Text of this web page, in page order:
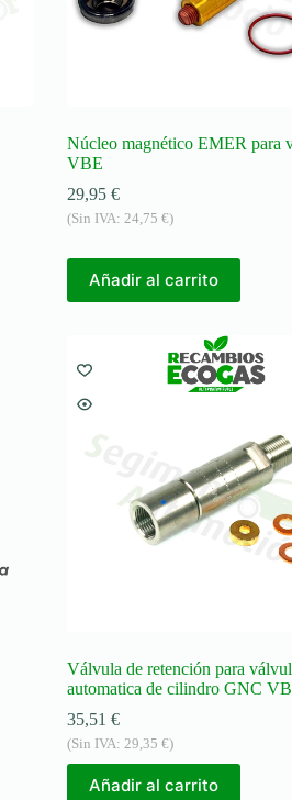
Núcleo magnético EMER para
VBE
29,95 €
(Sin IVA: 24,75 €)
Añadir al carrito
Válvula de retención para
automatica de cilindro GNC
35,51 €
(Sin IVA: 29,35 €)
Añadir al carrito